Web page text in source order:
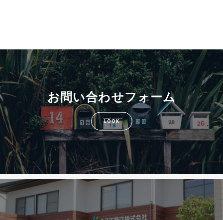
お問い合わせフォーム
LOOK